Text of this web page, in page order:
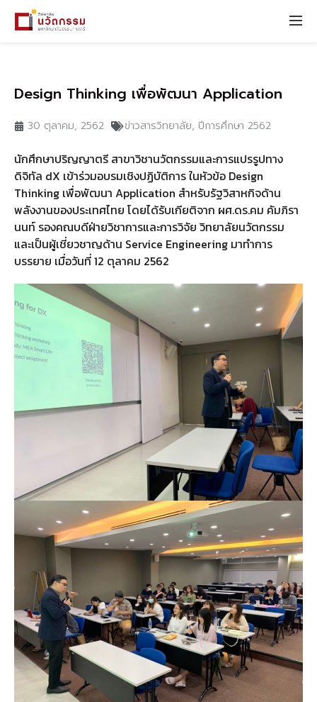
Design Thinking เพื่อพัฒนา Application
30 ตุลาคม, 2562 ข่าวสารวิทยาลัย, ปีการศึกษา 2562
นักศึกษาปริญญาตรี สาขาวิชานวัตกรรมและการแปรรูปทาง
ดิจิทัล dX เข้าร่วมอบรมเชิงปฏิบัติการ ในหัวข้อ Design
Thinking เพื่อพัฒนา Application สำหรับรัฐวิสาหกิจด้าน
พลังงานของประเทศไทย โดยได้รับเกียติจาก ผศ.ดร.คม คัมภิรา
นนท์ รองคณบดีฝ่ายวิชาการและการวิจัย วิทยาลัยนวัตกรรม
และเป็นผู้เชี่ยวชาญด้าน Service Engineering มาทำการ
บรรยาย เมื่อวันที่ 12 ตุลาคม 2562